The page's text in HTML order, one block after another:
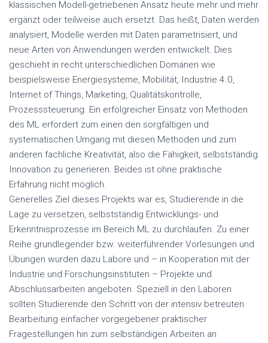
klassischen Modell-getriebenen Ansatz heute mehr und mehr
ergänzt oder teilweise auch ersetzt. Das heißt, Daten werden
analysiert, Modelle werden mit Daten parametrisiert, und
neue Arten von Anwendungen werden entwickelt. Dies
geschieht in recht unterschiedlichen Domänen wie
beispielsweise Energiesysteme, Mobilität, Industrie 4.0,
Internet of Things, Marketing, Qualitätskontrolle,
Prozesssteuerung. Ein erfolgreicher Einsatz von Methoden
des ML erfordert zum einen den sorgfältigen und
systematischen Umgang mit diesen Methoden und zum
anderen fachliche Kreativität, also die Fähigkeit, selbstständig
Innovation zu generieren. Beides ist ohne praktische
Erfahrung nicht möglich.
Generelles Ziel dieses Projekts war es, Studierende in die
Lage zu versetzen, selbstständig Entwicklungs- und
Erkenntnisprozesse im Bereich ML zu durchlaufen. Zu einer
Reihe grundlegender bzw. weiterführender Vorlesungen und
Übungen wurden dazu Labore und – in Kooperation mit der
Industrie und Forschungsinstituten – Projekte und
Abschlussarbeiten angeboten. Speziell in den Laboren
sollten Studierende den Schritt von der intensiv betreuten
Bearbeitung einfacher vorgegebener praktischer
Fragestellungen hin zum selbständigen Arbeiten an